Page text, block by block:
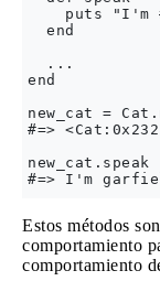
puts "I'm
  end
  ...
end
new_cat =
#=>
new_cat.speak
Estos métodos
comportamiento
comportamiento